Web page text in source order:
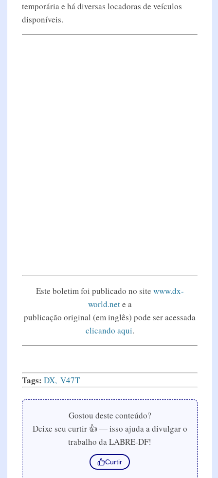
temporária e há diversas locadoras de veículos
disponíveis.
Este boletim foi publicado no site www.dx-
world.nete a
publicação original (em inglês) pode ser acessada
clicando aqui.
Tags: DX V47T
Gostou deste conteúdo?
Deixe seu curtir 👍 — isso ajuda a divulgar o
trabalho da LABRE-DF!
Curtir